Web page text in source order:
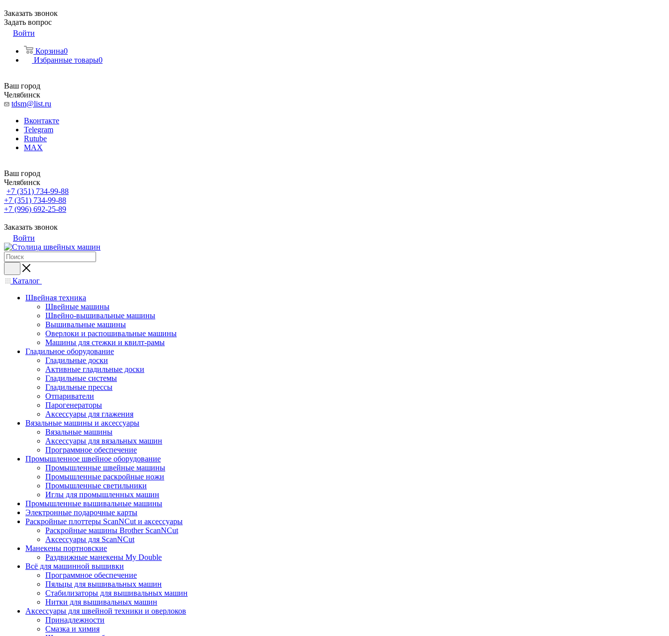
Заказать звонок
Задать вопрос
Войти
Корзина0
Избранные товары0
Ваш город
Челябинск
tdsm@list.ru
Вконтакте
Telegram
Rutube
MAX
Ваш город
Челябинск
+7 (351) 734-99-88
+7 (351) 734-99-88
+7 (996) 692-25-89
Заказать звонок
Войти
Каталог
Швейная техника
Швейные машины
Швейно-вышивальные машины
Вышивальные машины
Оверлоки и распошивальные машины
Машины для стежки и квилт-рамы
Гладильное оборудование
Гладильные доски
Активные гладильные доски
Гладильные системы
Гладильные прессы
Отпариватели
Парогенераторы
Аксессуары для глажения
Вязальные машины и аксессуары
Вязальные машины
Аксессуары для вязальных машин
Программное обеспечение
Промышленное швейное оборудование
Промышленные швейные машины
Промышленные раскройные ножи
Промышленные светильники
Иглы для промышленных машин
Промышленные вышивальные машины
Электронные подарочные карты
Раскройные плоттеры ScanNCut и аксессуары
Раскройные машины Brother ScanNCut
Аксессуары для ScanNCut
Манекены портновские
Раздвижные манекены My Double
Всё для машинной вышивки
Программное обеспечение
Пяльцы для вышивальных машин
Стабилизаторы для вышивальных машин
Нитки для вышивальных машин
Аксессуары для швейной техники и оверлоков
Принадлежности
Смазка и химия